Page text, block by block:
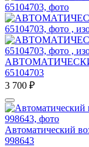
65104703
3 700 ₽
Автоматический
998643